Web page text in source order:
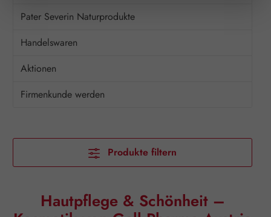
Pater Severin Naturprodukte
Handelswaren
Aktionen
Firmenkunde werden
Produkte filtern
Hautpflege & Schönheit –